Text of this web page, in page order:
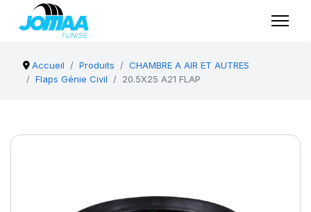
Accueil Produits
CHAMBRE A AIR ET AUTRES
Flaps Génie Civil
20.5X25 A21 FLAP